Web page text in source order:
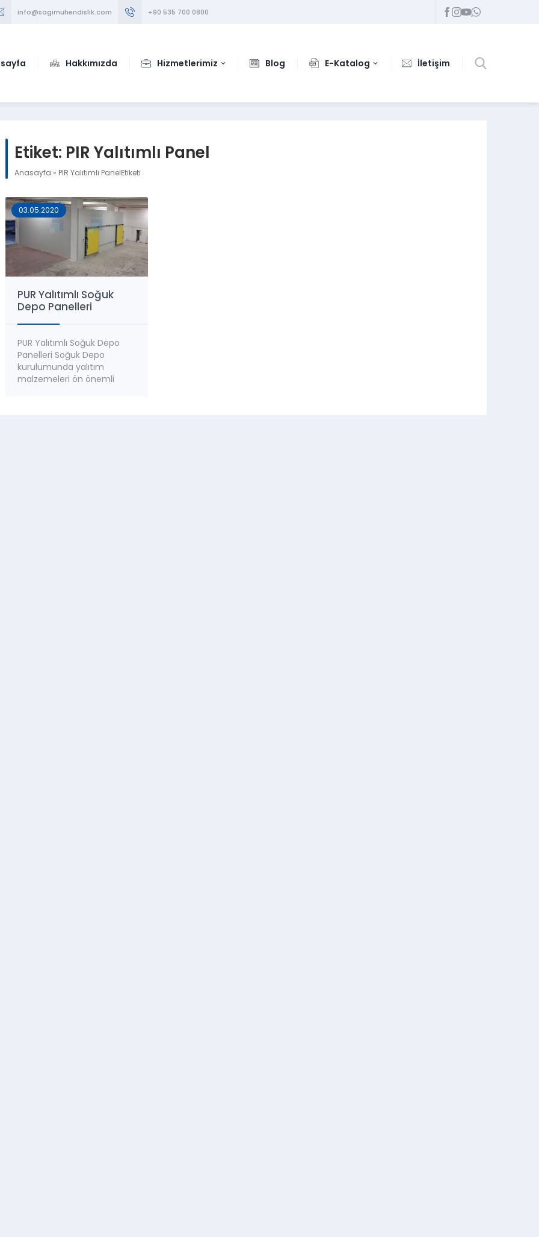
info@sagimuhendislik.com +90 535 700 0800
Hakkımızda Hizmetlerimiz Blog E-Katalog İletişim
Etiket: PIR Yalıtımlı Panel
Anasayfa » PIR Yalıtımlı PanelEtiketi
03.05.2020
PUR Yalıtımlı Soğuk
Depo Panelleri
PUR Yalıtımlı Soğuk Depo
Panelleri Soğuk Depo
kurulumunda yalıtım
malzemeleri ön önemli